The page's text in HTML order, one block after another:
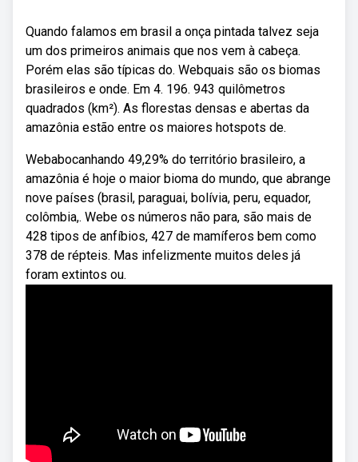
Quando falamos em brasil a onça pintada talvez seja
um dos primeiros animais que nos vem à cabeça.
Porém elas são típicas do. Webquais são os biomas
brasileiros e onde. Em 4. 196. 943 quilômetros
quadrados (km²). As florestas densas e abertas da
amazônia estão entre os maiores hotspots de.
Webabocanhando 49,29% do território brasileiro, a
amazônia é hoje o maior bioma do mundo, que abrange
nove países (brasil, paraguai, bolívia, peru, equador,
colômbia,. Webe os números não para, são mais de
428 tipos de anfíbios, 427 de mamíferos bem como
378 de répteis. Mas infelizmente muitos deles já
foram extintos ou.